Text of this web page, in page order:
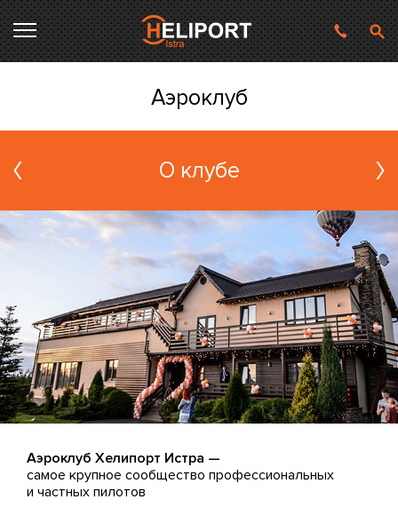
Аэроклуб
О клубе
Аэроклуб Хелипорт Истра —
самое крупное сообщество профессиональных
и частных пилотов